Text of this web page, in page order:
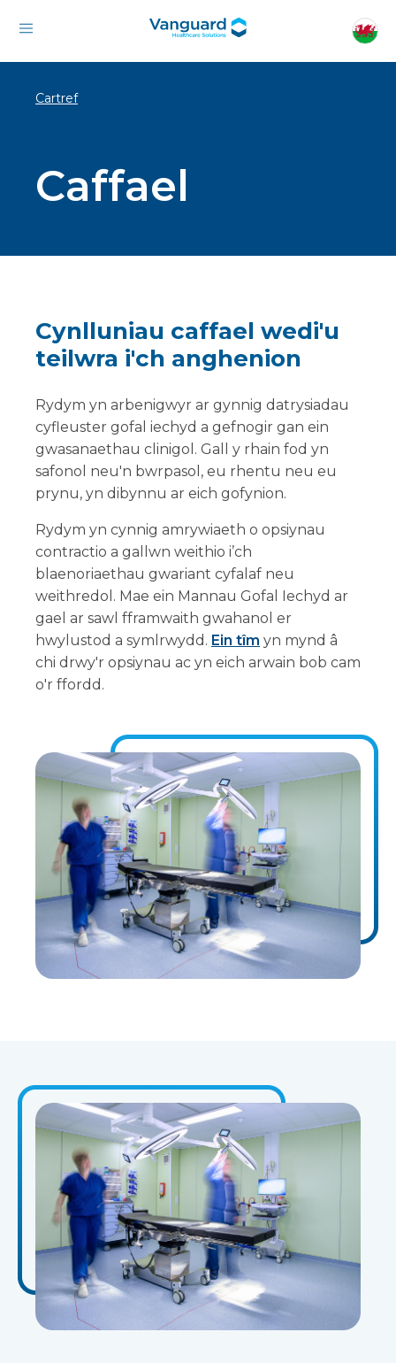
Cartref
Caffael
Cynlluniau caffael wedi'u
teilwra i'ch anghenion
Rydym yn arbenigwyr ar gynnig datrysiadau
cyfleuster gofal iechyd a gefnogir gan ein
gwasanaethau clinigol. Gall y rhain fod yn
safonol neu'n bwrpasol, eu rhentu neu eu
prynu, yn dibynnu ar eich gofynion.
Rydym yn cynnig amrywiaeth o opsiynau
contractio a gallwn weithio i’ch
blaenoriaethau gwariant cyfalaf neu
weithredol. Mae ein Mannau Gofal Iechyd ar
gael ar sawl fframwaith gwahanol er
hwylustod a symlrwydd. Ein tîm yn mynd â
chi drwy'r opsiynau ac yn eich arwain bob cam
o'r ffordd.